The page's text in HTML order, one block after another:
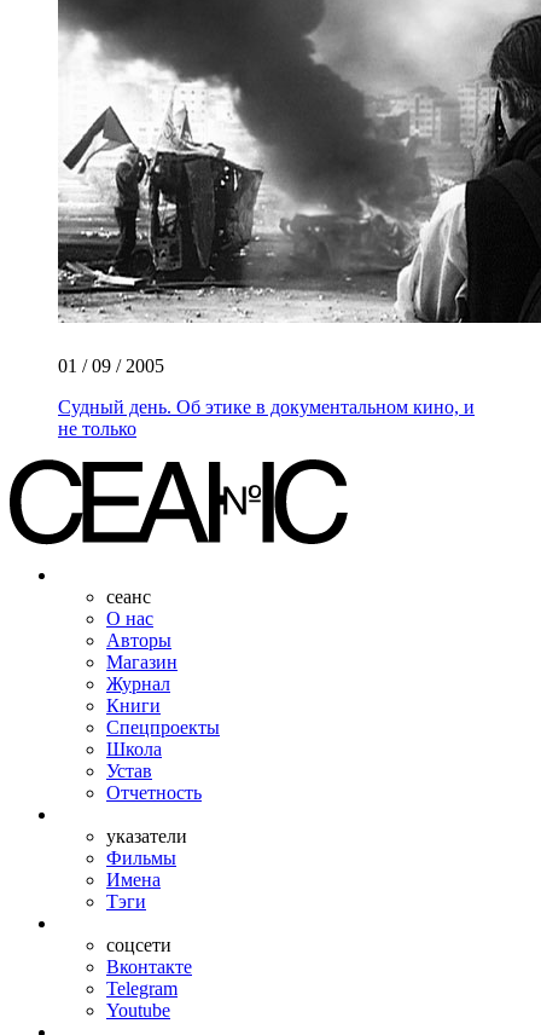
01 / 09 / 2005
Судный день. Об этике в документальном кино, и
не только
сеанс
О нас
Авторы
Магазин
Журнал
Книги
Спецпроекты
Школа
Устав
Отчетность
указатели
Фильмы
Имена
Тэги
соцсети
Вконтакте
Telegram
Youtube